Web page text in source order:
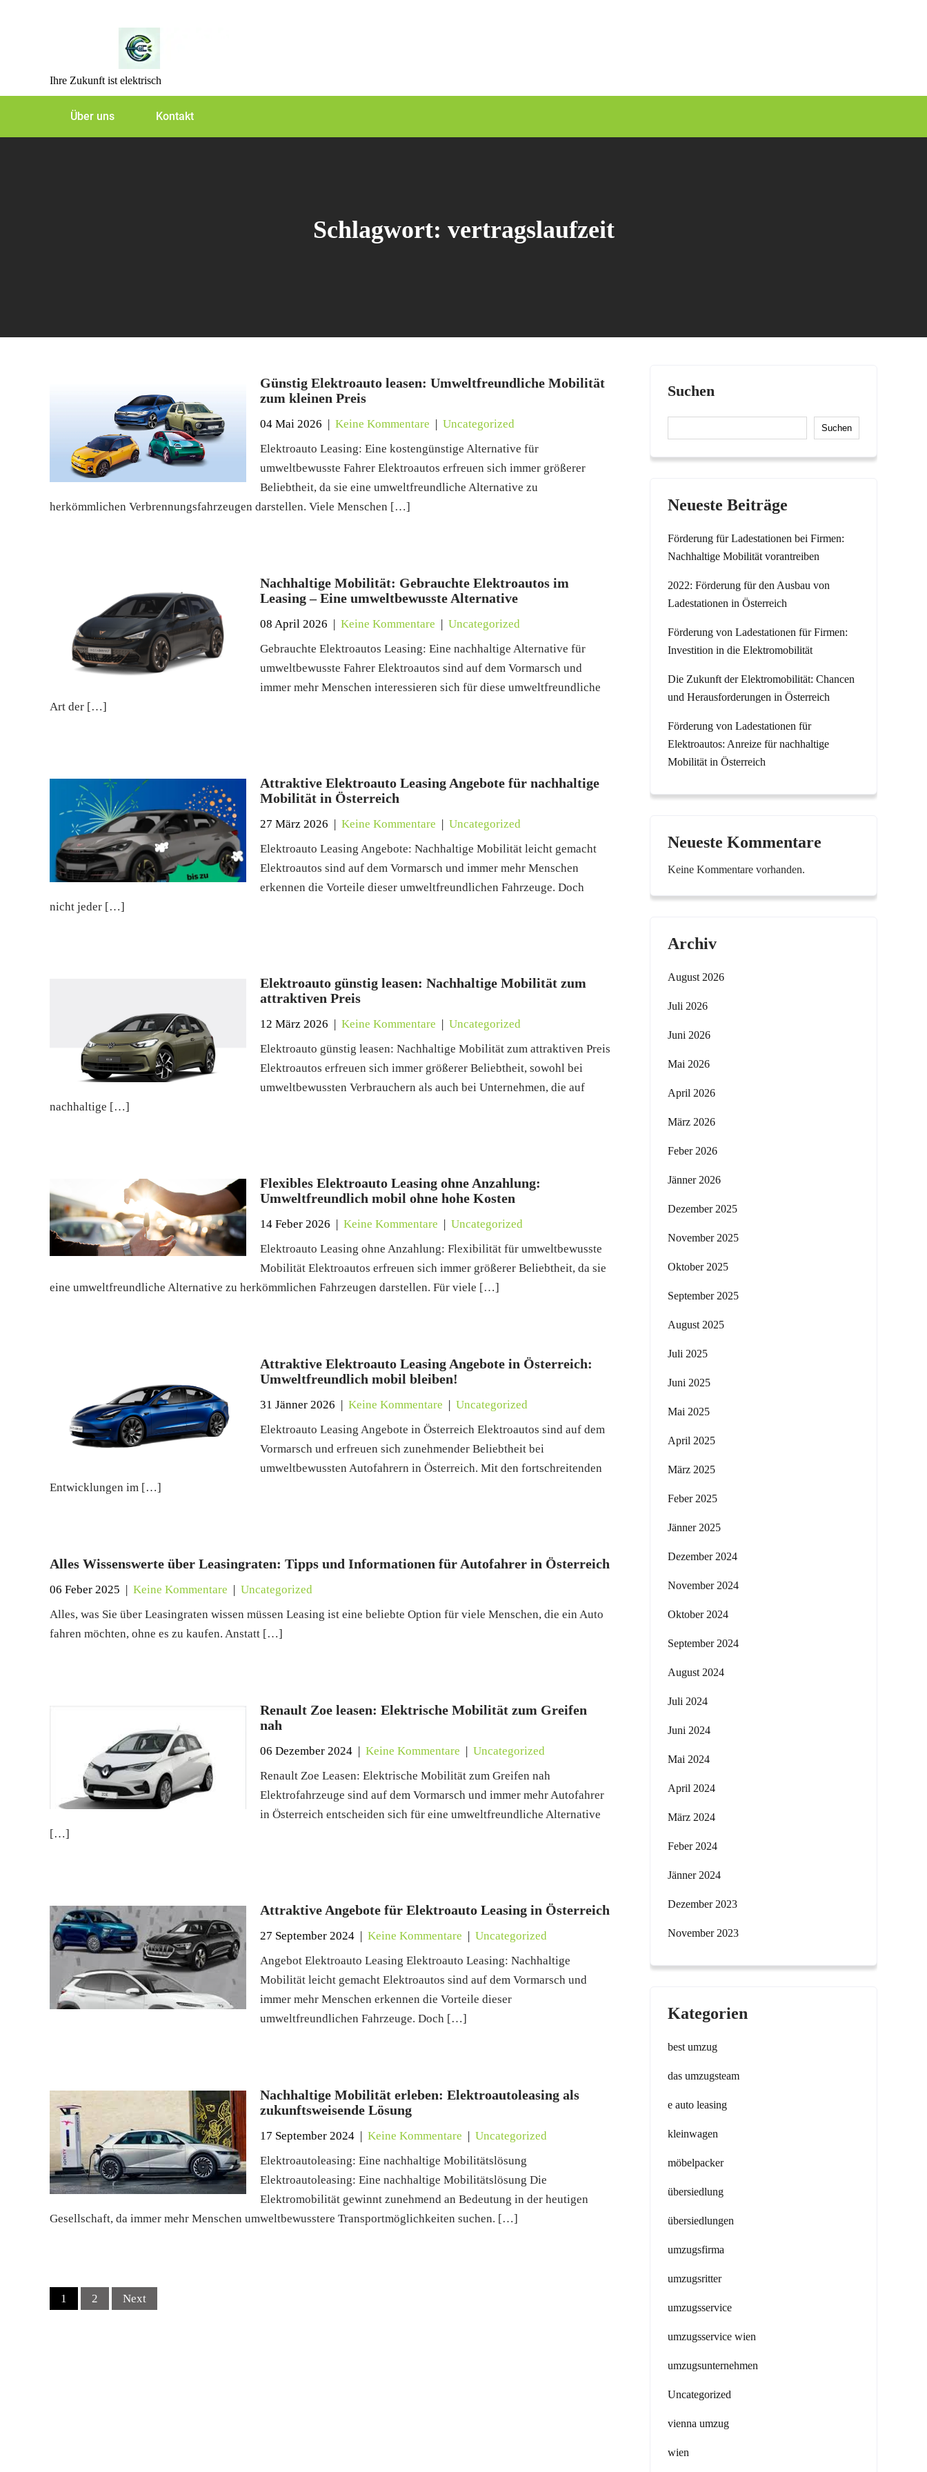
Ihre Zukunft ist elektrisch
Über uns Kontakt
Schlagwort: vertragslaufzeit
Günstig Elektroauto leasen: Umweltfreundliche Mobilität
zum kleinen Preis
04 Mai 2026 |Keine Kommentare |Uncategorized
Elektroauto Leasing: Eine kostengünstige Alternative für
umweltbewusste Fahrer Elektroautos erfreuen sich immer größerer
Beliebtheit, da sie eine umweltfreundliche Alternative zu
herkömmlichen Verbrennungsfahrzeugen darstellen. Viele Menschen […]
Nachhaltige Mobilität: Gebrauchte Elektroautos im
Leasing – Eine umweltbewusste Alternative
08 April 2026 |Keine Kommentare |Uncategorized
Gebrauchte Elektroautos Leasing: Eine nachhaltige Alternative für
umweltbewusste Fahrer Elektroautos sind auf dem Vormarsch und
immer mehr Menschen interessieren sich für diese umweltfreundliche
Art der […]
Attraktive Elektroauto Leasing Angebote für nachhaltige
Mobilität in Österreich
27 März 2026 |Keine Kommentare |Uncategorized
Elektroauto Leasing Angebote: Nachhaltige Mobilität leicht gemacht
Elektroautos sind auf dem Vormarsch und immer mehr Menschen
erkennen die Vorteile dieser umweltfreundlichen Fahrzeuge. Doch
nicht jeder […]
Elektroauto günstig leasen: Nachhaltige Mobilität zum
attraktiven Preis
12 März 2026 |Keine Kommentare |Uncategorized
Elektroauto günstig leasen: Nachhaltige Mobilität zum attraktiven Preis
Elektroautos erfreuen sich immer größerer Beliebtheit, sowohl bei
umweltbewussten Verbrauchern als auch bei Unternehmen, die auf
nachhaltige […]
Flexibles Elektroauto Leasing ohne Anzahlung:
Umweltfreundlich mobil ohne hohe Kosten
14 Feber 2026 |Keine Kommentare |Uncategorized
Elektroauto Leasing ohne Anzahlung: Flexibilität für umweltbewusste
Mobilität Elektroautos erfreuen sich immer größerer Beliebtheit, da sie
eine umweltfreundliche Alternative zu herkömmlichen Fahrzeugen darstellen. Für viele […]
Attraktive Elektroauto Leasing Angebote in Österreich:
Umweltfreundlich mobil bleiben!
31 Jänner 2026 |Keine Kommentare |Uncategorized
Elektroauto Leasing Angebote in Österreich Elektroautos sind auf dem
Vormarsch und erfreuen sich zunehmender Beliebtheit bei
umweltbewussten Autofahrern in Österreich. Mit den fortschreitenden
Entwicklungen im […]
Alles Wissenswerte über Leasingraten: Tipps und Informationen für Autofahrer in Österreich
06 Feber 2025 | Keine Kommentare | Uncategorized
Alles, was Sie über Leasingraten wissen müssen Leasing ist eine beliebte Option für viele Menschen, die ein Auto
fahren möchten, ohne es zu kaufen. Anstatt […]
Renault Zoe leasen: Elektrische Mobilität zum Greifen
nah
06 Dezember 2024 |Keine Kommentare |Uncategorized
Renault Zoe Leasen: Elektrische Mobilität zum Greifen nah
Elektrofahrzeuge sind auf dem Vormarsch und immer mehr Autofahrer
in Österreich entscheiden sich für eine umweltfreundliche Alternative
[…]
Attraktive Angebote für Elektroauto Leasing in Österreich
27 September 2024 |Keine Kommentare |Uncategorized
Angebot Elektroauto Leasing Elektroauto Leasing: Nachhaltige
Mobilität leicht gemacht Elektroautos sind auf dem Vormarsch und
immer mehr Menschen erkennen die Vorteile dieser
umweltfreundlichen Fahrzeuge. Doch […]
Nachhaltige Mobilität erleben: Elektroautoleasing als
zukunftsweisende Lösung
17 September 2024 |Keine Kommentare |Uncategorized
Elektroautoleasing: Eine nachhaltige Mobilitätslösung
Elektroautoleasing: Eine nachhaltige Mobilitätslösung Die
Elektromobilität gewinnt zunehmend an Bedeutung in der heutigen
Gesellschaft, da immer mehr Menschen umweltbewusstere Transportmöglichkeiten suchen. […]
Posts
navigation
1 2 Next
Suchen
Suchen
Neueste Beiträge
Förderung für Ladestationen bei Firmen:
Nachhaltige Mobilität vorantreiben
2022: Förderung für den Ausbau von
Ladestationen in Österreich
Förderung von Ladestationen für Firmen:
Investition in die Elektromobilität
Die Zukunft der Elektromobilität: Chancen
und Herausforderungen in Österreich
Förderung von Ladestationen für
Elektroautos: Anreize für nachhaltige
Mobilität in Österreich
Neueste Kommentare
Keine Kommentare vorhanden.
Archiv
August 2026
Juli 2026
Juni 2026
Mai 2026
April 2026
März 2026
Feber 2026
Jänner 2026
Dezember 2025
November 2025
Oktober 2025
September 2025
August 2025
Juli 2025
Juni 2025
Mai 2025
April 2025
März 2025
Feber 2025
Jänner 2025
Dezember 2024
November 2024
Oktober 2024
September 2024
August 2024
Juli 2024
Juni 2024
Mai 2024
April 2024
März 2024
Feber 2024
Jänner 2024
Dezember 2023
November 2023
Kategorien
best umzug
das umzugsteam
e auto leasing
kleinwagen
möbelpacker
übersiedlung
übersiedlungen
umzugsfirma
umzugsritter
umzugsservice
umzugsservice wien
umzugsunternehmen
Uncategorized
vienna umzug
wien